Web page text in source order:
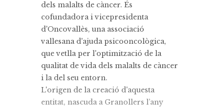
dels malalts de càncer. És
cofundadora i vicepresidenta
d'Oncovallès, una associació
vallesana d'ajuda psicooncològica,
que vetlla per l'optimització de la
qualitat de vida dels malalts de càncer
i la del seu entorn.
L'origen de la creació d'aquesta
entitat, nascuda a Granollers l’any